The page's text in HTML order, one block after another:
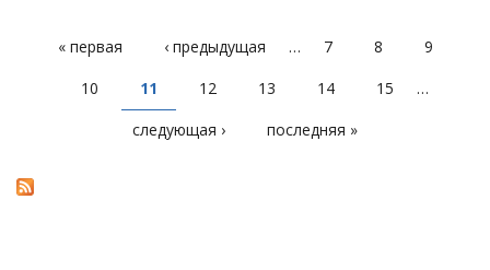
СТРАНИЦЫ
« первая ‹ предыдущая … 7 8
9
10
11 12 13 14 15
…
следующая ›
последняя »